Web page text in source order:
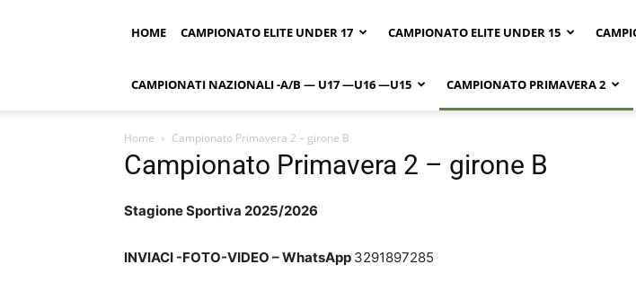
HOME CAMPIONATO ELITE UNDER 17 CAMPIONATO ELITE UNDER 15
CAMPIONATI NAZIONALI -A/B — U17 —U16 —U15 CAMPIONATO PRIMAVERA 2
Home Campionato Primavera 2 – girone B
Campionato Primavera 2 – girone B
Stagione Sportiva 2025/2026
INVIACI -FOTO-VIDEO – WhatsApp 3291897285